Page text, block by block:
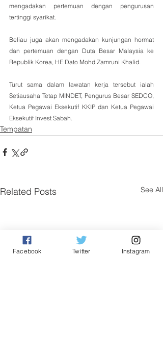
mengadakan pertemuan dengan pengurusan
tertinggi syarikat.
Beliau juga akan mengadakan kunjungan hormat
dan pertemuan dengan Duta Besar Malaysia ke
Republik Korea, HE Dato Mohd Zamruni Khalid.
Turut sama dalam lawatan kerja tersebut ialah
Setiausaha Tetap MINDET, Pengurus Besar SEDCO,
Ketua Pegawai Eksekutif KKIP dan Ketua Pegawai
Eksekutif Invest Sabah.
Tempatan
Related Posts See All
Facebook Twitter Instagram